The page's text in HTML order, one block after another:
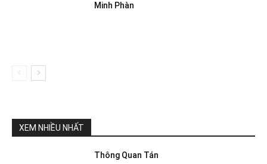
Minh Phàn
XEM NHIỀU NHẤT
Thông Quan Tán